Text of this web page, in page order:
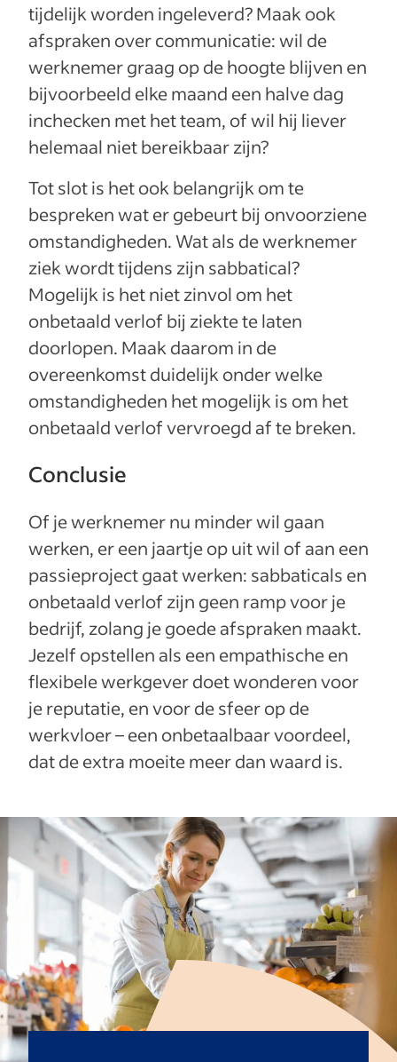
tijdelijk worden ingeleverd? Maak ook
afspraken over communicatie: wil de
werknemer graag op de hoogte blijven en
bijvoorbeeld elke maand een halve dag
inchecken met het team, of wil hij liever
helemaal niet bereikbaar zijn?
Tot slot is het ook belangrijk om te
bespreken wat er gebeurt bij onvoorziene
omstandigheden. Wat als de werknemer
ziek wordt tijdens zijn sabbatical?
Mogelijk is het niet zinvol om het
onbetaald verlof bij ziekte te laten
doorlopen. Maak daarom in de
overeenkomst duidelijk onder welke
omstandigheden het mogelijk is om het
onbetaald verlof vervroegd af te breken.
Conclusie
Of je werknemer nu minder wil gaan
werken, er een jaartje op uit wil of aan een
passieproject gaat werken: sabbaticals en
onbetaald verlof zijn geen ramp voor je
bedrijf, zolang je goede afspraken maakt.
Jezelf opstellen als een empathische en
flexibele werkgever doet wonderen voor
je reputatie, en voor de sfeer op de
werkvloer – een onbetaalbaar voordeel,
dat de extra moeite meer dan waard is.